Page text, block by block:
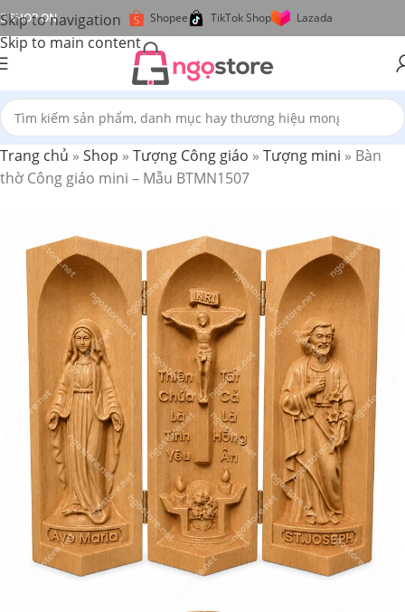
Skip to navigation
Skip to main content
SHOP ON Shopee TikTok Shop Lazada
Trang chủ » Shop » Tượng Công giáo » Tượng mini » Bàn
thờ Công giáo mini – Mẫu BTMN1507